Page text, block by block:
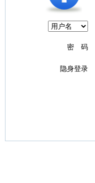
密 码
隐身登录